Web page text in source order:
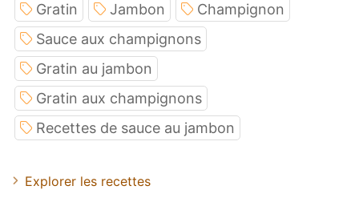
Gratin
Jambon
Champignon
Sauce aux champignons
Gratin au jambon
Gratin aux champignons
Recettes de sauce au jambon
Explorer les recettes